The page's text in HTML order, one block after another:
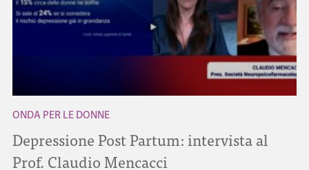
ONDA PER LE DONNE
Depressione Post Partum: intervista al
Prof. Claudio Mencacci